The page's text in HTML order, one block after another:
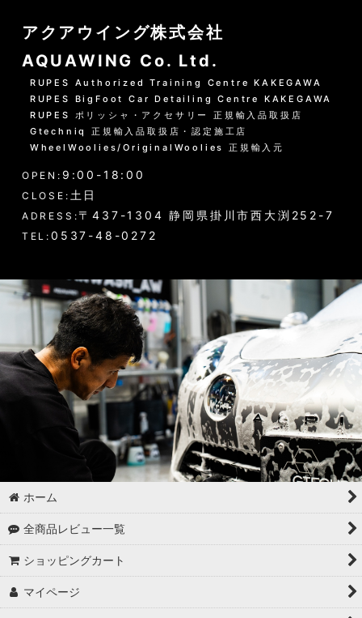
水洗いの方法
グリーンシャンプー洗車の方法
PHリフレッシュシャンプー洗車
黒い筋状の水垢・古い保護層
ホイール・タイヤの洗浄
エンジンルーム・タイヤハウスなど
ドア・トランクの内側（インナー）の洗浄
ゴムパーツの洗浄
各パーツの脱脂
02 -------------------
ボディコーティング（通常カラー）
ボディコーティング（マットカラー）
アルミホイールコーティング（クリアーコートなし アルミ素地
）
アルミホイールコーティング（メッキ・スパッタリング）
アルミホイールコーティング（艶消〜半艶 マットカラー）
アクアウイング株式会社
AQUAWING Co. Ltd.
RUPES Authorized Training Centre KAKEGAWA
RUPES BigFoot Car Detailing Centre KAKEGAWA
RUPES ポリッシャ・アクセサリー 正規輸入品取扱店
Gtechniq 正規輸入品取扱店・認定施工店
WheelWoolies/OriginalWoolies 正規輸入元
OPEN: 9:00-18:00
CLOSE: 土日
ADRESS: 〒437-1304 静岡県掛川市西大渕252-7
TEL: 0537-48-0272
ホーム
全商品レビュー一覧
ショッピングカート
マイページ